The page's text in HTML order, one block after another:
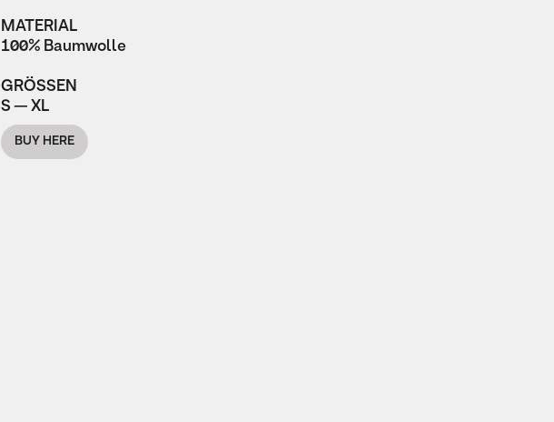
MATERIAL
100% Baumwolle
GRÖSSEN
S — XL
BUY HERE